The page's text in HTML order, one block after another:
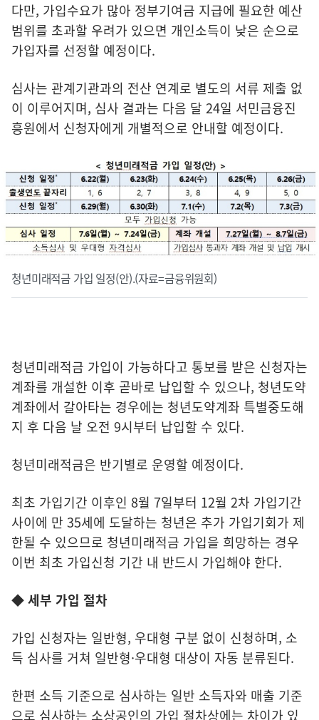
다만, 가입수요가 많아 정부기여금 지급에 필요한 예산
범위를 초과할 우려가 있으면 개인소득이 낮은 순으로
가입자를 선정할 예정이다.
심사는 관계기관과의 전산 연계로 별도의 서류 제출 없
이 이루어지며, 심사 결과는 다음 달 24일 서민금융진
흥원에서 신청자에게 개별적으로 안내할 예정이다.
청년미래적금 가입 일정(안).(자료=금융위원회)
청년미래적금 가입이 가능하다고 통보를 받은 신청자는
계좌를 개설한 이후 곧바로 납입할 수 있으나, 청년도약
계좌에서 갈아타는 경우에는 청년도약계좌 특별중도해
지 후 다음 날 오전 9시부터 납입할 수 있다.
청년미래적금은 반기별로 운영할 예정이다.
최초 가입기간 이후인 8월 7일부터 12월 2차 가입기간
사이에 만 35세에 도달하는 청년은 추가 가입기회가 제
한될 수 있으므로 청년미래적금 가입을 희망하는 경우
이번 최초 가입신청 기간 내 반드시 가입해야 한다.
◆ 세부 가입 절차
가입 신청자는 일반형, 우대형 구분 없이 신청하며, 소
득 심사를 거쳐 일반형·우대형 대상이 자동 분류된다.
한편 소득 기준으로 심사하는 일반 소득자와 매출 기준
으로 심사하는 소상공인의 가입 절차상에는 차이가 있